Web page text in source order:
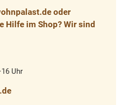
oder
Hilfe im Shop? Wir sind
Uhr